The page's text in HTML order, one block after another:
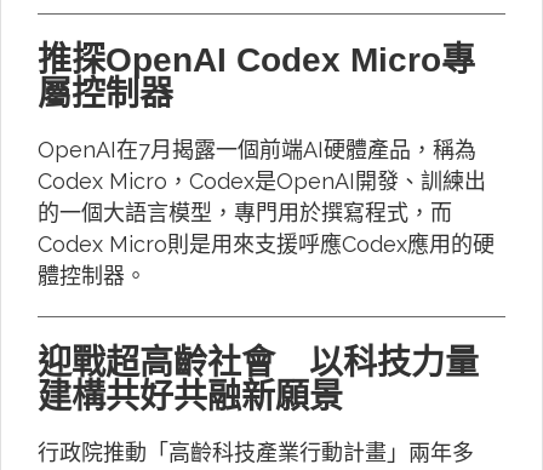
推探OpenAI Codex Micro專
屬控制器
OpenAI在7月揭露一個前端AI硬體產品，稱為
Codex Micro，Codex是OpenAI開發、訓練出
的一個大語言模型，專門用於撰寫程式，而
Codex Micro則是用來支援呼應Codex應用的硬
體控制器。
迎戰超高齡社會 以科技力量
建構共好共融新願景
行政院推動「高齡科技產業行動計畫」兩年多